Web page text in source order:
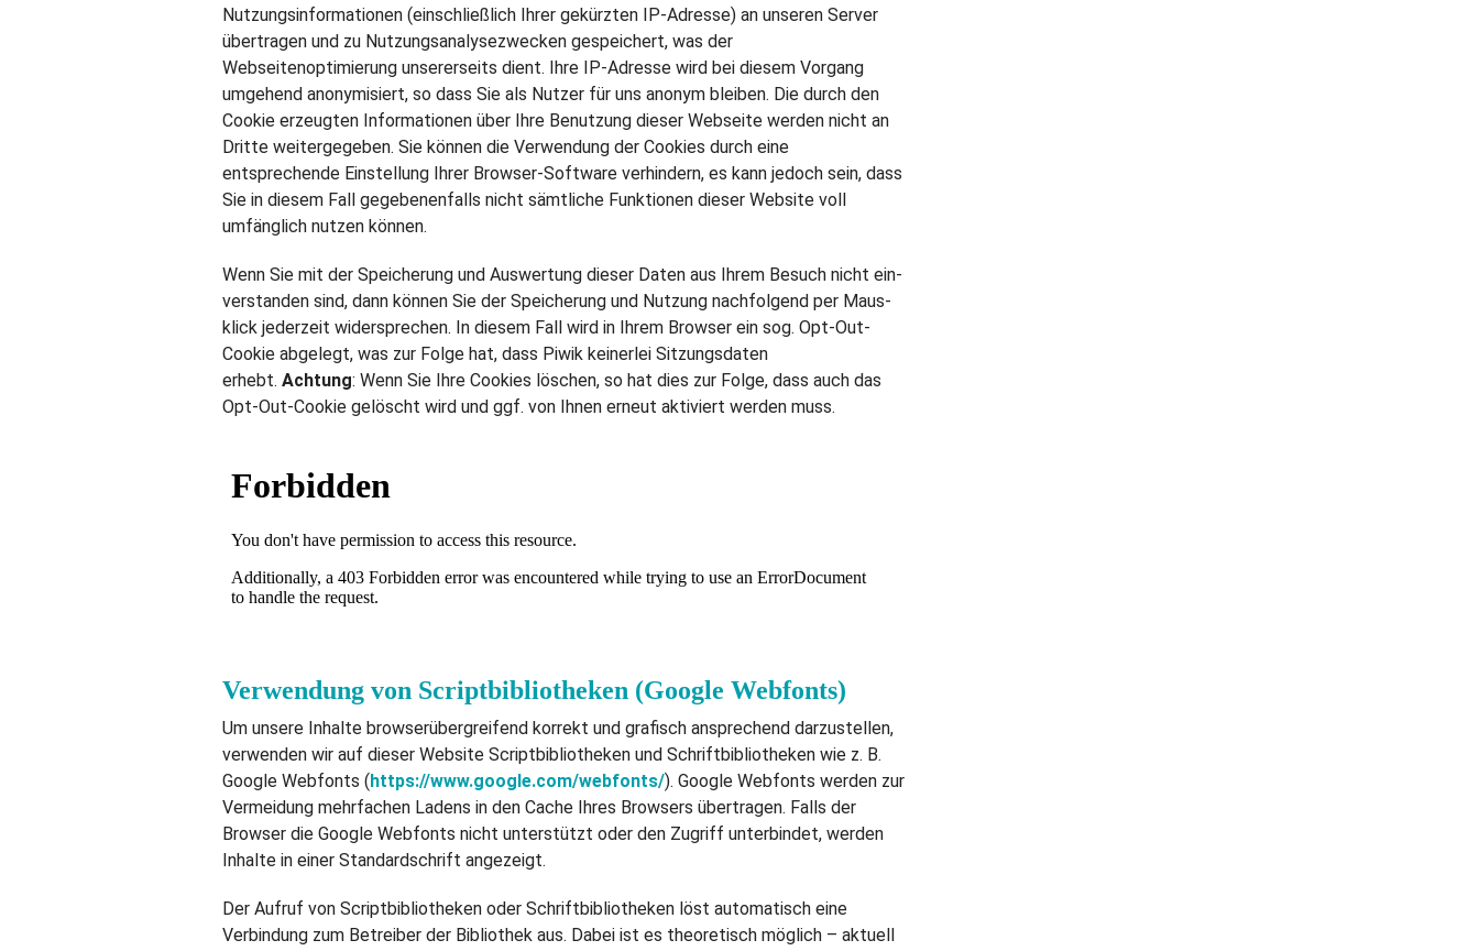
Nutzungsinformationen (einschließlich Ihrer gekürzten IP-Adresse) an unseren Server
übertragen und zu Nutzungsanalysezwecken gespeichert, was der
Webseitenoptimierung unsererseits dient. Ihre IP-Adresse wird bei diesem Vorgang
umge­hend anony­mi­siert, so dass Sie als Nutzer für uns anonym bleiben. Die durch den
Cookie erzeugten Informationen über Ihre Benutzung dieser Webseite werden nicht an
Dritte weitergegeben. Sie können die Verwendung der Cookies durch eine
entsprechende Einstellung Ihrer Browser-Software verhindern, es kann jedoch sein, dass
Sie in diesem Fall gegebenenfalls nicht sämtliche Funktionen dieser Website voll
umfänglich nutzen können.
Wenn Sie mit der Spei­che­rung und Aus­wer­tung die­ser Daten aus Ihrem Besuch nicht ein­
ver­stan­den sind, dann kön­nen Sie der Spei­che­rung und Nut­zung nachfolgend per Maus­
klick jederzeit wider­spre­chen. In diesem Fall wird in Ihrem Browser ein sog. Opt-Out-
Cookie abgelegt, was zur Folge hat, dass Piwik kei­ner­lei Sit­zungs­da­ten
erhebt. Achtung: Wenn Sie Ihre Cookies löschen, so hat dies zur Folge, dass auch das
Opt-Out-Cookie gelöscht wird und ggf. von Ihnen erneut aktiviert werden muss.
Verwendung von Scriptbibliotheken (Google Webfonts)
Um unsere Inhalte browserübergreifend korrekt und grafisch ansprechend darzustellen,
verwenden wir auf dieser Website Scriptbibliotheken und Schriftbibliotheken wie z. B.
Google Webfonts ( https://www.google.com/webfonts/). Google Webfonts werden zur
Vermeidung mehrfachen Ladens in den Cache Ihres Browsers übertragen. Falls der
Browser die Google Webfonts nicht unterstützt oder den Zugriff unterbindet, werden
Inhalte in einer Standardschrift angezeigt.
Der Aufruf von Scriptbibliotheken oder Schriftbibliotheken löst automatisch eine
Verbindung zum Betreiber der Bibliothek aus. Dabei ist es theoretisch möglich – aktuell